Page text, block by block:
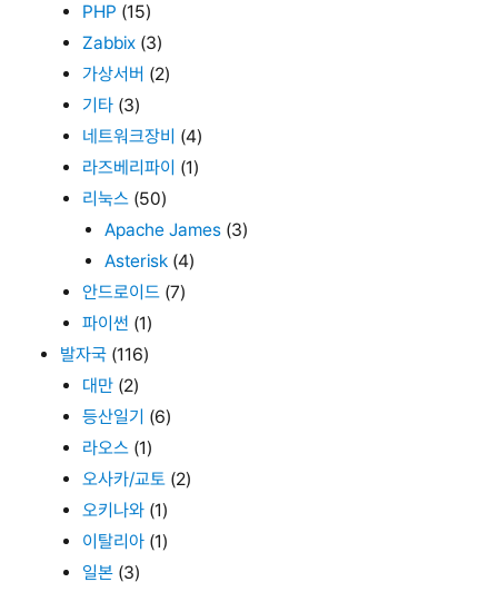
PHP (15)
Zabbix (3)
가상서버 (2)
기타 (3)
네트워크장비 (4)
라즈베리파이 (1)
리눅스 (50)
Apache James (3)
Asterisk (4)
안드로이드 (7)
파이썬 (1)
발자국 (116)
대만 (2)
등산일기 (6)
라오스 (1)
오사카/교토 (2)
오키나와 (1)
이탈리아 (1)
일본 (3)